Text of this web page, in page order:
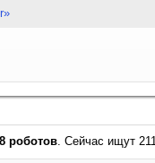
роботов. Сейчас ищут